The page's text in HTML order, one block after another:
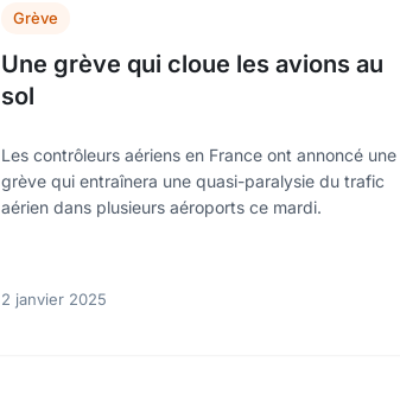
Grève
Une grève qui cloue les avions au
sol
Les contrôleurs aériens en France ont annoncé une
grève qui entraînera une quasi-paralysie du trafic
aérien dans plusieurs aéroports ce mardi.
2 janvier 2025